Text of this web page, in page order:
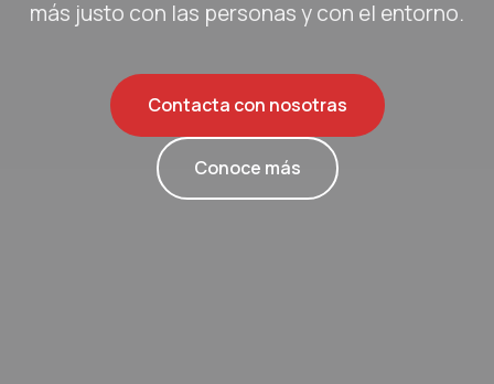
más justo con las personas y con el entorno.
Contacta con nosotras
Conoce más